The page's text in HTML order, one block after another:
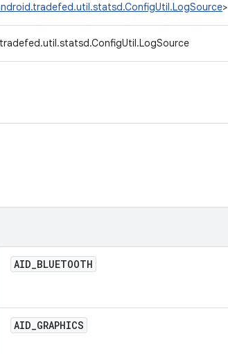
>
AID_BLUETOOTH
AID_GRAPHICS